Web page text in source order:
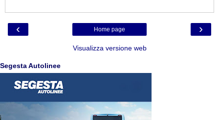
‹ ›
Home page
Visualizza versione web
Segesta Autolinee